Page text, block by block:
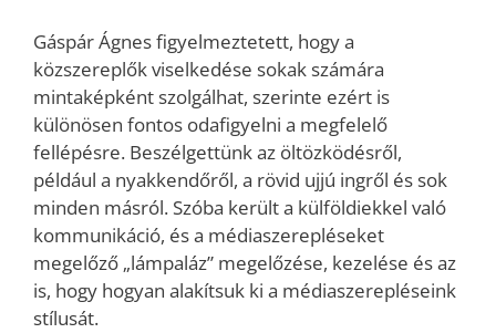
Gáspár Ágnes figyelmeztetett, hogy a
közszereplők viselkedése sokak számára
mintaképként szolgálhat, szerinte ezért is
különösen fontos odafigyelni a megfelelő
fellépésre. Beszélgettünk az öltözködésről,
például a nyakkendőről, a rövid ujjú ingről és sok
minden másról. Szóba került a külföldiekkel való
kommunikáció, és a médiaszerepléseket
megelőző „lámpaláz” megelőzése, kezelése és az
is, hogy hogyan alakítsuk ki a médiaszerepléseink
stílusát.